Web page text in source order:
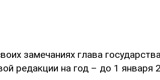
замечаниях глава
редакции на год – до 1 января